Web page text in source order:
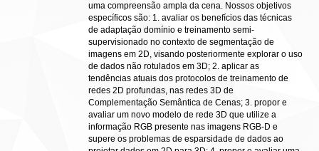
uma compreensão ampla da cena. Nossos objetivos
específicos são: 1. avaliar os benefícios das técnicas
de adaptação domínio e treinamento semi-
supervisionado no contexto de segmentação de
imagens em 2D, visando posteriormente explorar o uso
de dados não rotulados em 3D; 2. aplicar as
tendências atuais dos protocolos de treinamento de
redes 2D profundas, nas redes 3D de
Complementação Semântica de Cenas; 3. propor e
avaliar um novo modelo de rede 3D que utilize a
informação RGB presente nas imagens RGB-D e
supere os problemas de esparsidade de dados ao